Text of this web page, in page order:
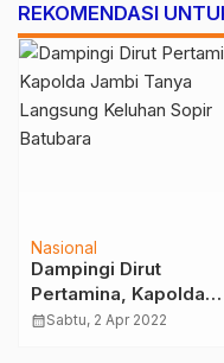
REKOMENDASI
Nasional
Dampingi Dirut
Pertamina, Kapolda
Jambi Tanya
calendar_monthSabtu, 2 Apr 2022